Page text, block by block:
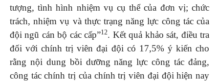
tượng, tình hình nhiệm vụ cụ thể của đơn vị; chức
trách, nhiệm vụ và thực trạng năng lực công tác của
đội ngũ cán bộ các cấp”12. Kết quả khảo sát, điều tra
đối với chính trị viên đại đội có 17,5% ý kiến cho
rằng nội dung bồi dưỡng năng lực công tác đảng,
công tác chính trị của chính trị viên đại đội hiện nay